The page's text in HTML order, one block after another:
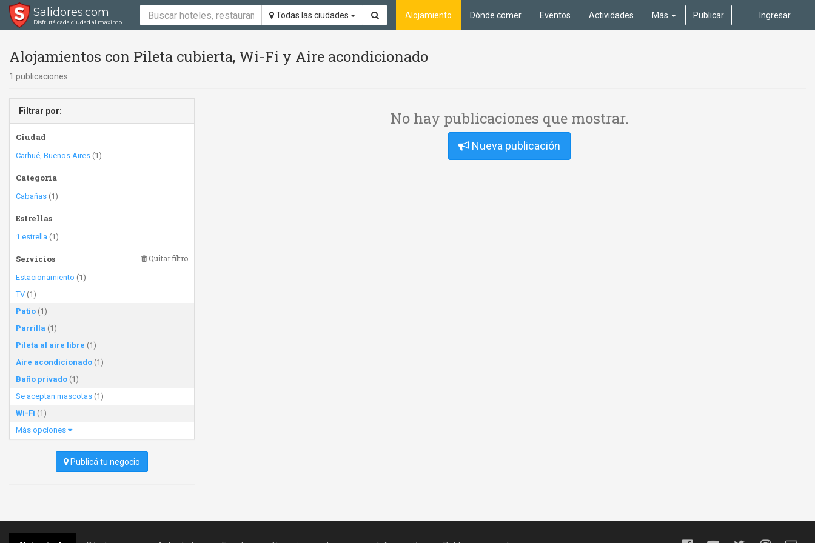
Salidores.com
Disfrutá cada ciudad al máximo
Todas las ciudades Ingresar
Alojamiento Dónde comer Eventos Actividades Más Publicar
Alojamientos con Pileta cubierta, Wi-Fi y Aire acondicionado
1 publicaciones
Filtrar por:
Ciudad
Carhué, Buenos Aires (1)
Categoría
Cabañas (1)
Estrellas
1 estrella (1)
Servicios Quitar filtro
Estacionamiento (1)
TV (1)
Patio (1)
Parrilla (1)
Pileta al aire libre (1)
Aire acondicionado (1)
Baño privado (1)
Se aceptan mascotas (1)
Wi-Fi (1)
Más opciones
Publicá tu negocio
No hay publicaciones que mostrar.
Nueva publicación